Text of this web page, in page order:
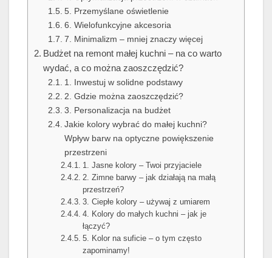
5. Przemyślane oświetlenie
6. Wielofunkcyjne akcesoria
7. Minimalizm – mniej znaczy więcej
Budżet na remont małej kuchni – na co warto
wydać, a co można zaoszczędzić?
1. Inwestuj w solidne podstawy
2. Gdzie można zaoszczędzić?
3. Personalizacja na budżet
Jakie kolory wybrać do małej kuchni?
Wpływ barw na optyczne powiększenie
przestrzeni
1. Jasne kolory – Twoi przyjaciele
2. Zimne barwy – jak działają na małą
przestrzeń?
3. Ciepłe kolory – używaj z umiarem
4. Kolory do małych kuchni – jak je
łączyć?
5. Kolor na suficie – o tym często
zapominamy!